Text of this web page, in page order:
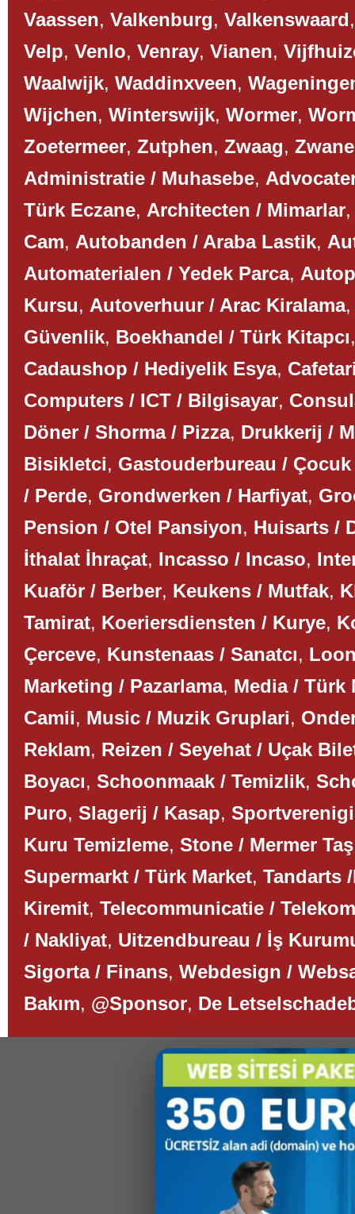
Vaassen, Valkenburg, Valkenswaard
Velp, Venlo, Venray, Vianen,
Waalwijk, Waddinxveen,
Wijchen, Winterswijk, Wormer,
Zoetermeer, Zutphen, Zwaag,
Administratie / Muhasebe,
Türk Eczane, Architecten / Mimarlar
Cam, Autobanden / Araba Lastik,
Automaterialen / Yedek Parca,
Kursu, Autoverhuur / Arac Kiralama
Güvenlik, Boekhandel / Türk Kitapcı
Cadaushop / Hediyelik Esya,
Computers / ICT / Bilgisayar,
Döner / Shorma / Pizza, Drukkerij /
Bisikletci, Gastouderbureau / Çocuk
/ Perde, Grondwerken / Harfiyat,
Pension / Otel Pansiyon, Huisarts /
İthalat İhraçat, Incasso / Incaso,
Kuaför / Berber, Keukens / Mutfak,
Tamirat, Koeriersdiensten / Kurye,
Çerceve, Kunstenaas / Sanatcı,
Marketing / Pazarlama, Media / Türk
Camii, Music / Muzik Gruplari,
Reklam, Reizen / Seyehat / Uçak
Boyacı, Schoonmaak / Temizlik,
Puro, Slagerij / Kasap,
Kuru Temizleme, Stone / Mermer Taş
Supermarkt / Türk Market, Tandarts
Kiremit, Telecommunicatie / Telekom
/ Nakliyat, Uitzendbureau / İş
Sigorta / Finans, Webdesign /
Bakım, @Sponsor, De